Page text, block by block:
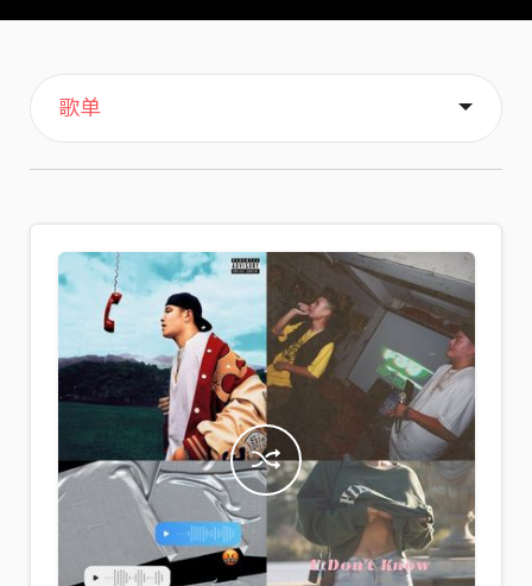
主页
音乐
歌单
喜欢
关于